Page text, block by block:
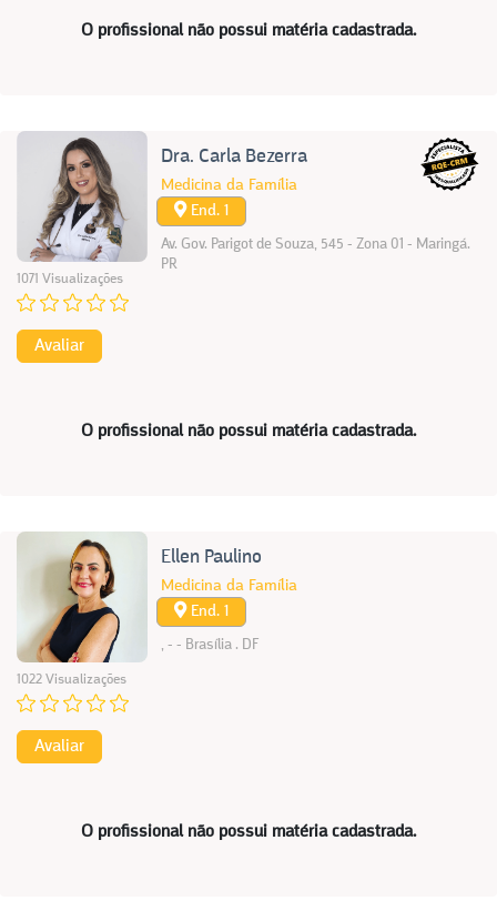
O profissional não possui matéria cadastrada.
1071 Visualizações
Avaliar
Dra. Carla Bezerra
Medicina da Família
End. 1
Av. Gov. Parigot de Souza, 545 - Zona 01 - Maringá.
PR
O profissional não possui matéria cadastrada.
1022 Visualizações
Avaliar
Ellen Paulino
Medicina da Família
End. 1
, - - Brasília . DF
O profissional não possui matéria cadastrada.